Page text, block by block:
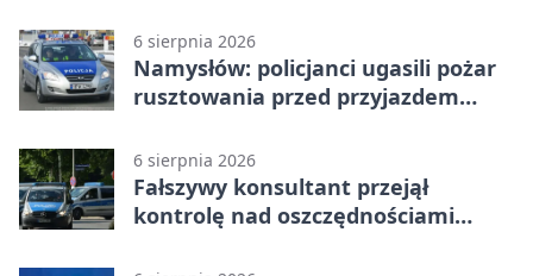
6 sierpnia 2026
Namysłów: policjanci ugasili pożar
rusztowania przed przyjazdem
6 sierpnia 2026
Fałszywy konsultant przejął
kontrolę nad oszczędnościami